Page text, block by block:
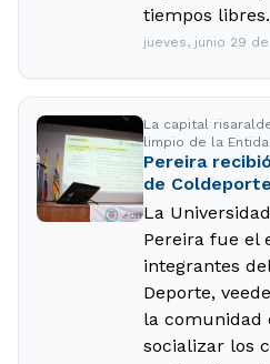
tiempos libres.
jueves, junio 29 de
La capital
limpio de la
Pereira
de
La
Pereira fue el
integrantes
Deporte,
la comunidad
socializar los